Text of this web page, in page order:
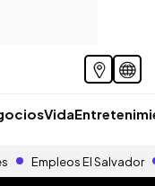
Vida
Empleos El Salvador